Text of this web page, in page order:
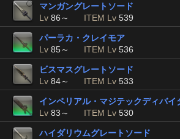
マンガングレートソード
Lv 86～ ITEM Lv 539
パーラカ・クレイモア
Lv 85～ ITEM Lv 536
ビスマスグレートソード
Lv 84～ ITEM Lv 533
インペリアル・マジテックディバイ
Lv 83～ ITEM Lv 530
ハイダリウムグレートソード